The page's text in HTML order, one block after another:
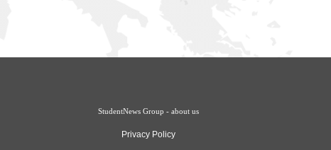
StudentNews Group - about us
Privacy Policy